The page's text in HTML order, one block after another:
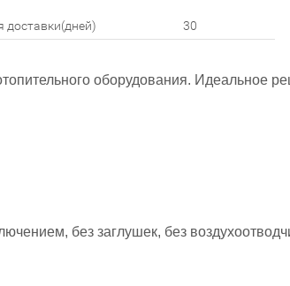
доставки(дней) 30
оборудования. Идеальное
без заглушек, без